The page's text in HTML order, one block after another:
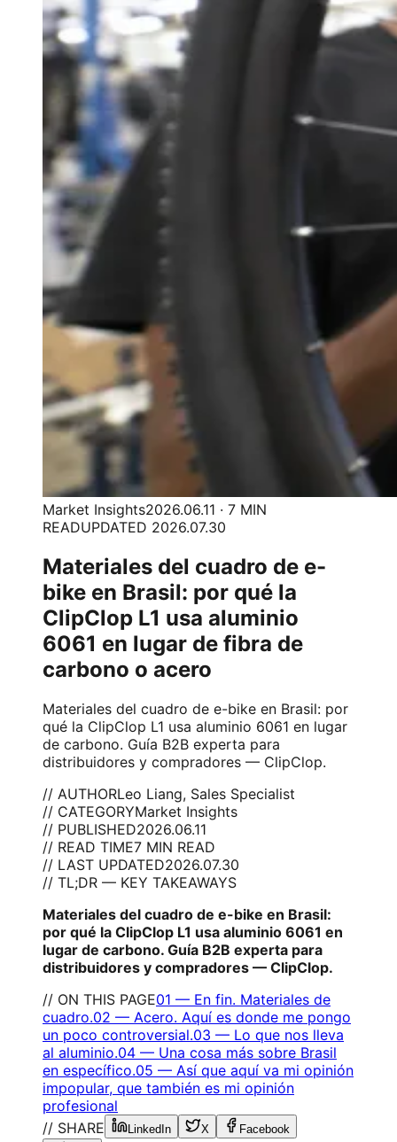
Market Insights2026.06.11 · 7 MIN
READUPDATED 2026.07.30
Materiales del cuadro de e-
bike en Brasil: por qué la
ClipClop L1 usa aluminio
6061 en lugar de fibra de
carbono o acero
Materiales del cuadro de e-bike en Brasil: por
qué la ClipClop L1 usa aluminio 6061 en lugar
de carbono. Guía B2B experta para
distribuidores y compradores — ClipClop.
// AUTHORLeo Liang, Sales Specialist
// CATEGORYMarket Insights
// PUBLISHED2026.06.11
// READ TIME7 MIN READ
// LAST UPDATED2026.07.30
// TL;DR — KEY TAKEAWAYS
Materiales del cuadro de e-bike en Brasil:
por qué la ClipClop L1 usa aluminio 6061 en
lugar de carbono. Guía B2B experta para
distribuidores y compradores — ClipClop.
// ON THIS PAGE01 — En fin. Materiales de
cuadro.02 — Acero. Aquí es donde me pongo
un poco controversial.03 — Lo que nos lleva
al aluminio.04 — Una cosa más sobre Brasil
en específico.05 — Así que aquí va mi opinión
impopular, que también es mi opinión
profesional
// SHARE
LinkedIn X
Facebook